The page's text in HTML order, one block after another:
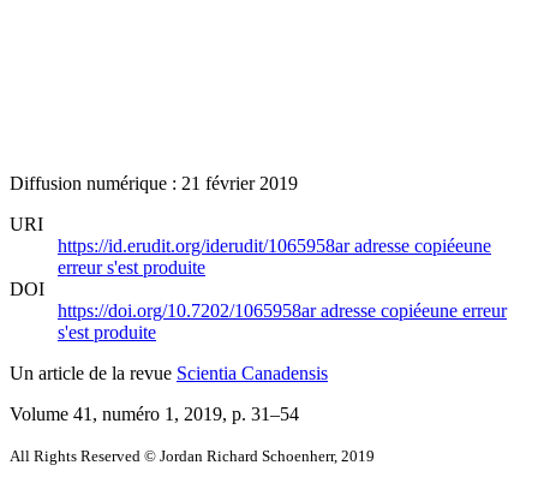
Diffusion numérique : 21 février 2019
URI
https://id.erudit.org/iderudit/1065958aradresse copiéeune
erreur s'est produite
DOI
https://doi.org/10.7202/1065958aradresse copiéeune erreur
s'est produite
Un article de la revue Scientia Canadensis
Volume 41, numéro 1, 2019, p. 31–54
All Rights Reserved © Jordan Richard Schoenherr, 2019